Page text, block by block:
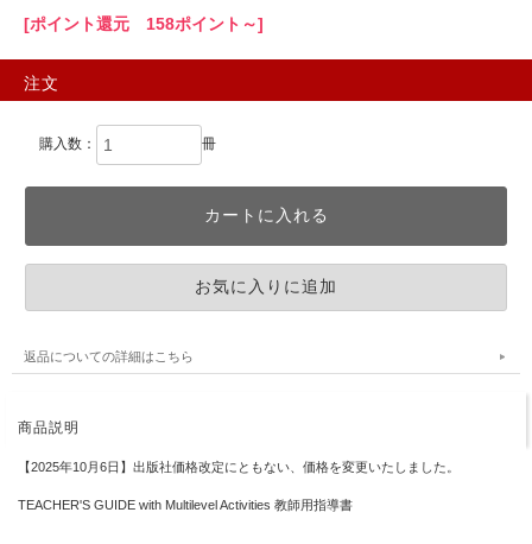
[ポイント還元 158ポイント～]
注文
購入数： 冊
返品についての詳細はこちら
商品説明
【2025年10月6日】出版社価格改定にともない、価格を変更いたしました。
TEACHER'S GUIDE with Multilevel Activities 教師用指導書